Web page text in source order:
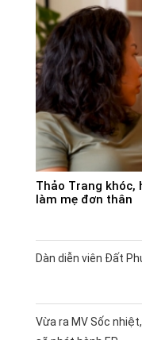
Thảo Trang khóc,
làm mẹ đơn thân
Dàn diễn viên Đất
Vừa ra MV Sốc